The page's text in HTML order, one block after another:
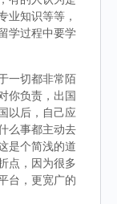
业知识等等，
学过程中要学
一切都非常陌
你负责，出国
以后，自己应
么事都主动去
是个简浅的道
点，因为很多
台，更宽广的